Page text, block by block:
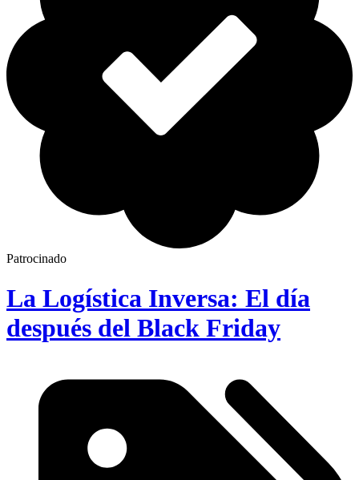
Patrocinado
La Logística Inversa: El día
después del Black Friday